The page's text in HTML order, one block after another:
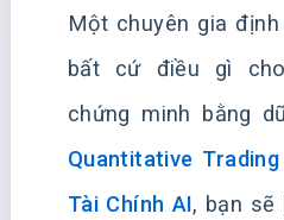
Một chuyên gia
bất cứ điều gì
chứng minh bằng
Quantitative
Tài Chính AI, bạn sẽ